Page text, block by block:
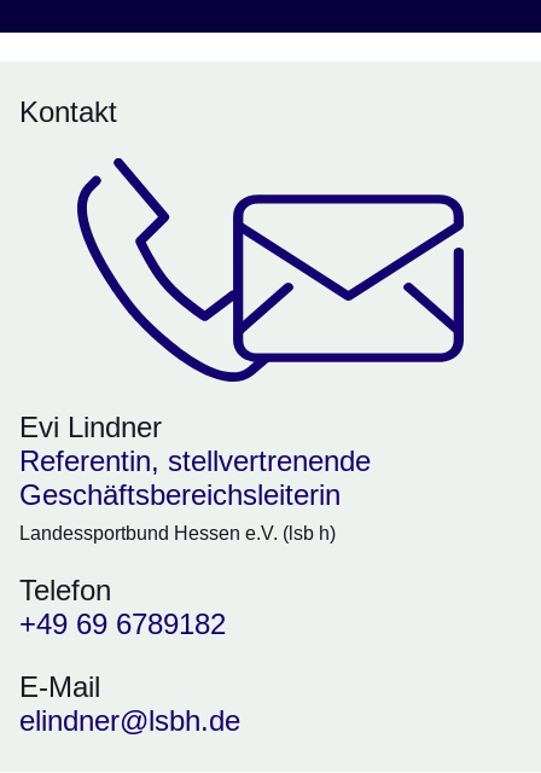
Kontakt
Evi Lindner
Referentin, stellvertrenende
Geschäftsbereichsleiterin
Landessportbund Hessen e.V. (lsb h)
Telefon
+49 69 6789182
E-Mail
elindner@lsbh.de